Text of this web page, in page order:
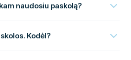
naudosiu paskolą?
Kodėl?